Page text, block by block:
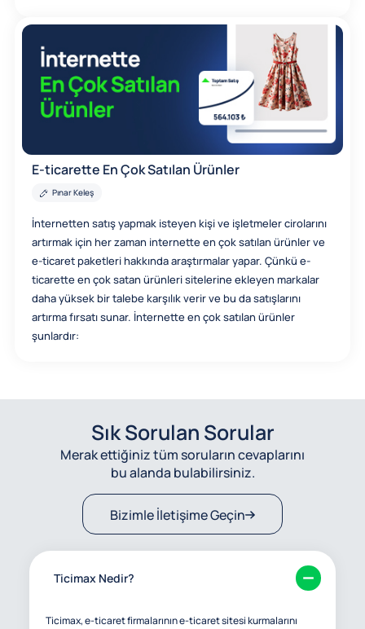
E-ticarette En Çok Satılan Ürünler
Pınar Keleş
İnternetten satış yapmak isteyen kişi ve işletmeler cirolarını
artırmak için her zaman internette en çok satılan ürünler ve
e-ticaret paketleri hakkında araştırmalar yapar. Çünkü e-
ticarette en çok satan ürünleri sitelerine ekleyen markalar
daha yüksek bir talebe karşılık verir ve bu da satışlarını
artırma fırsatı sunar. İnternette en çok satılan ürünler
şunlardır:
Sık Sorulan Sorular
Merak ettiğiniz tüm soruların cevaplarını
bu alanda bulabilirsiniz.
Bizimle İletişime Geçin
Ticimax Nedir?
Ticimax, e-ticaret firmalarının e-ticaret sitesi kurmalarını